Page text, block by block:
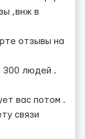
,внж в
отзывы на
300 людей .
вас потом .
связи